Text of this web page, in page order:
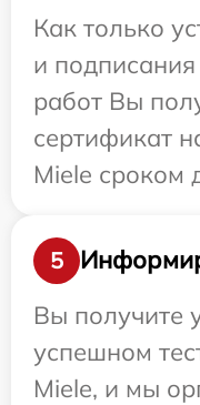
Как только
и
работ Вы
сертификат
Miele сроком
5
Вы получите
успешном
Miele, и мы